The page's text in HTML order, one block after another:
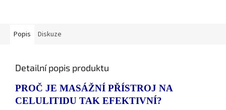
Popis Diskuze
Detailní popis produktu
PROČ JE MASÁŽNÍ PŘÍSTROJ NA
CELULITIDU TAK EFEKTIVNÍ?